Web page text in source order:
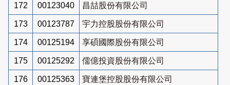
172 00123040 昌喆股份有限公司
173 00123787 宇力控股股份有限公司
174 00125194 享碩國際股份有限公司
175 00125292 儒億投資股份有限公司
176 00125363 寶連堡控股股份有限公司